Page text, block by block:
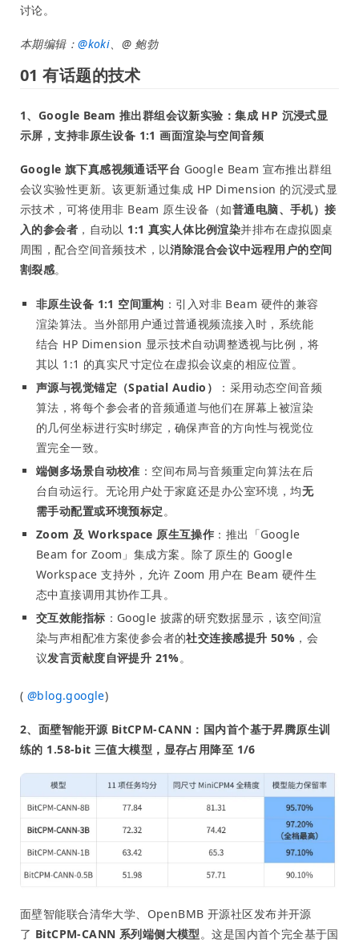
讨论。
本期编辑：@koki、@ 鲍勃
01 有话题的技术
1、Google Beam 推出群组会议新实验：集成 HP 沉浸式显
示屏，支持非原生设备 1:1 画面渲染与空间音频
Google 旗下真感视频通话平台 Google Beam 宣布推出群组
会议实验性更新。该更新通过集成 HP Dimension 的沉浸式显
示技术，可将使用非 Beam 原生设备（如普通电脑、手机）接
入的参会者 ，自动以 1:1 真实人体比例渲染并排布在虚拟圆桌
周围，配合空间音频技术，以消除混合会议中远程用户的空间
割裂感。
非原生设备 1:1 空间重构 ：引入对非 Beam 硬件的兼容
渲染算法。当外部用户通过普通视频流接入时，系统能
结合 HP Dimension 显示技术自动调整透视与比例，将
其以 1:1 的真实尺寸定位在虚拟会议桌的相应位置。
声源与视觉锚定（Spatial Audio）
：采用动态空间音频
算法，将每个参会者的音频通道与他们在屏幕上被渲染
的几何坐标进行实时绑定，确保声音的方向性与视觉位
置完全一致。
端侧多场景自动校准 ：空间布局与音频重定向算法在后
台自动运行。无论用户处于家庭还是办公室环境，均无
需手动配置或环境预标定。
Zoom 及 Workspace 原生互操作 ：推出「Google
Beam for Zoom」集成方案。除了原生的 Google
Workspace 支持外，允许 Zoom 用户在 Beam 硬件生
态中直接调用其协作工具。
交互效能指标 ：Google 披露的研究数据显示，该空间渲
染与声相配准方案使参会者的社交连接感提升 50% ，会
议发言贡献度自评提升 21%。
( @blog.google)
2、面壁智能开源 BitCPM-CANN：国内首个基于昇腾原生训
练的 1.58-bit 三值大模型，显存占用降至 1/6
面壁智能联合清华大学、OpenBMB 开源社区发布并开源
了 BitCPM-CANN 系列端侧大模型。这是国内首个完全基于国